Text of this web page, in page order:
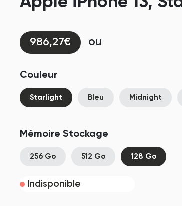
986,27€ ou
Couleur
Starlight Bleu Midnight
Mémoire Stockage
256 Go 512 Go 128 Go
Indisponible